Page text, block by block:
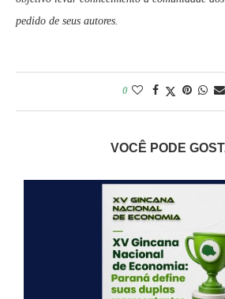
pedido de seus autores.
0
VOCÊ PODE